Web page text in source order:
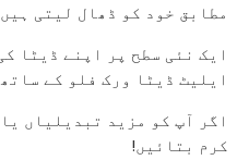
حکمت عملی کا آغاز کریں،
کی ضرورت ہو تو براہ